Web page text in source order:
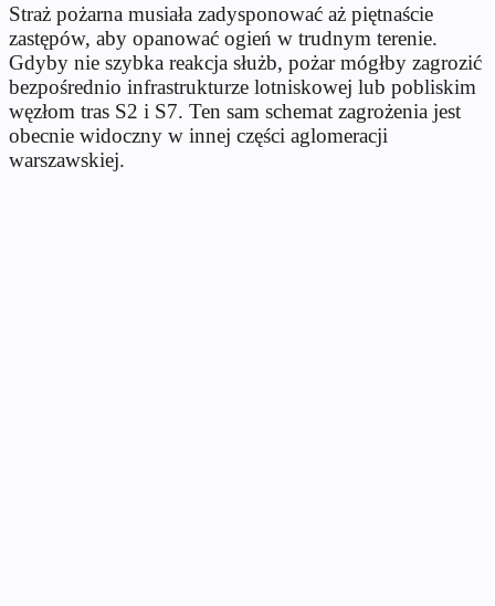
Straż pożarna musiała zadysponować aż piętnaście
zastępów, aby opanować ogień w trudnym terenie.
Gdyby nie szybka reakcja służb, pożar mógłby zagrozić
bezpośrednio infrastrukturze lotniskowej lub pobliskim
węzłom tras S2 i S7. Ten sam schemat zagrożenia jest
obecnie widoczny w innej części aglomeracji
warszawskiej.